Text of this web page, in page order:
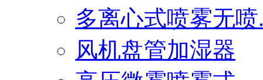
多离心式喷雾无喷
风机盘管加湿器